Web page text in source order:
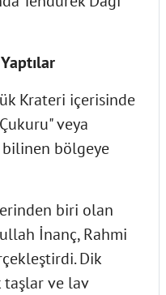
Krateri içerisinde
veya
bilinen bölgeye
biri olan
İnanç, Rahmi
Dik
taşlar ve lav